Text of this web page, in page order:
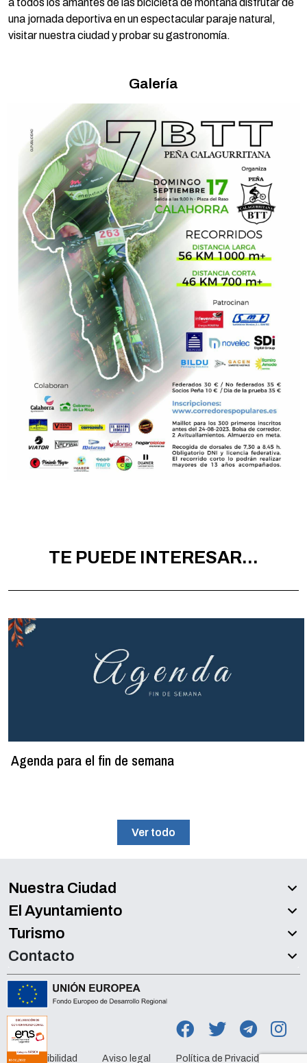
a todos los amantes de las bicicleta de montaña disfrutar de
una jornada deportiva en un espectacular paraje natural,
visitar nuestra ciudad y probar su gastronomía.
Galería
TE PUEDE INTERESAR...
Agenda para el fin de semana
Ver todo
Nuestra Ciudad
El Ayuntamiento
Turismo
Contacto
Accesibilidad Aviso legal Política de Privacidad